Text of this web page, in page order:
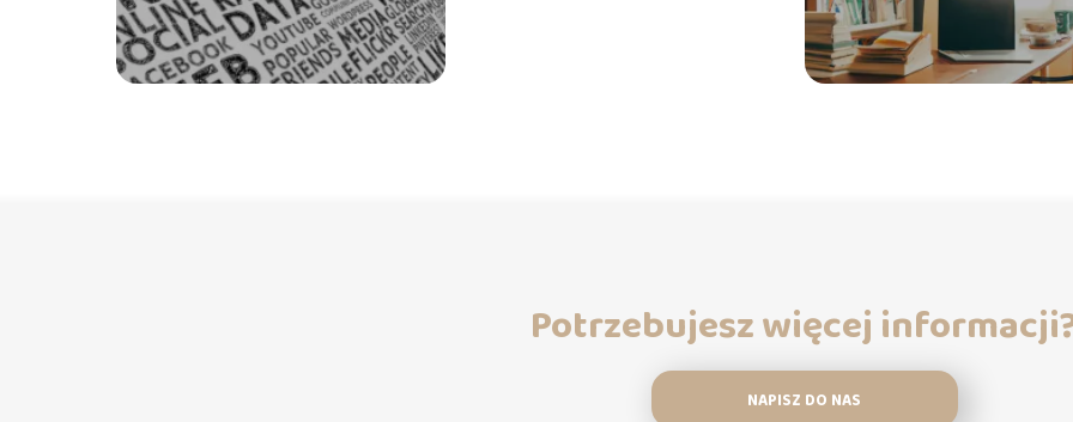
Potrzebujesz więcej
NAPISZ DO NAS